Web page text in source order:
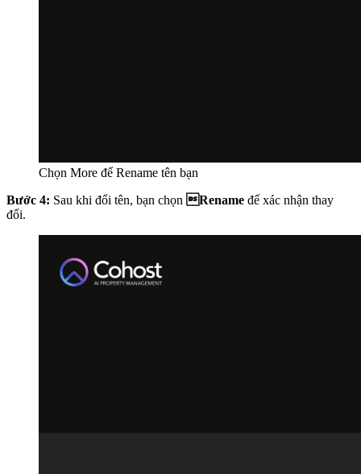
Chọn More để Rename tên bạn
Bước 4: Sau khi đổi tên, bạn chọn Rename để xác nhận thay
đổi.